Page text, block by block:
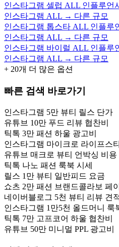
인스타그램 셀럽 ALL 인플루언
인스타그램 ALL → 다른 규모
인스타그램 톱스타 ALL 인플루
인스타그램 ALL → 다른 규모
인스타그램 바이럴 ALL 인플루
인스타그램 ALL → 다른 규모
+ 20개 더 많은 옵션
빠른 검색 바로가기
인스타그램 5만 뷰티 릴스 단가
유튜브 10만 푸드 리뷰 협찬비
틱톡 3만 패션 하울 광고비
인스타그램 마이크로 라이프스
유튜브 매크로 뷰티 언박싱 비용
틱톡 나노 패션 룩북 시세
릴스 1만 뷰티 일반피드 요금
쇼츠 2만 패션 브랜드콜라보 페이
네이버블로그 5천 뷰티 리뷰 견
인스타그램 1만5천 올드머니 룩
틱톡 7만 고프코어 하울 협찬비
유튜브 50만 미니멀 PPL 광고비